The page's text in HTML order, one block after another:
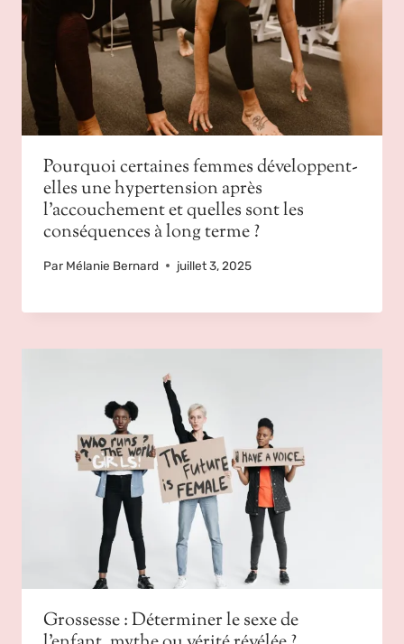
Pourquoi certaines femmes développent-
elles une hypertension après
l’accouchement et quelles sont les
conséquences à long terme ?
Par Mélanie Bernard juillet 3, 2025
Grossesse : Déterminer le sexe de